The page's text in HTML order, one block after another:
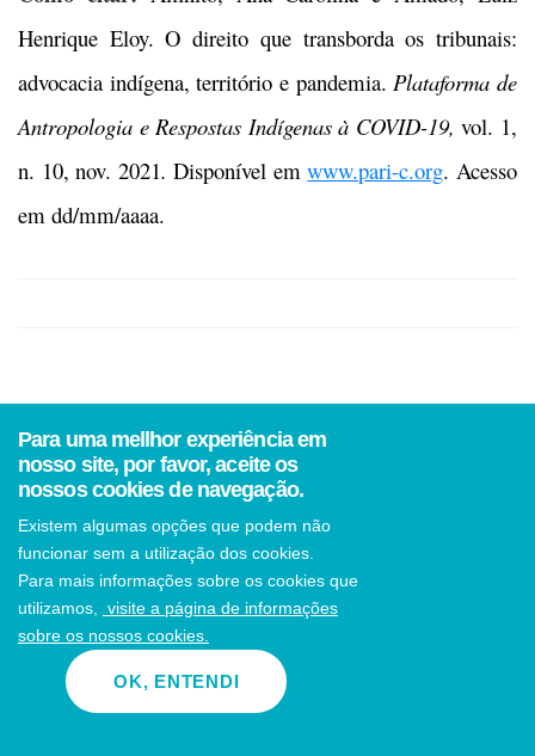
Henrique Eloy. O direito que transborda os tribunais:
advocacia indígena, território e pandemia. Plataforma de
Antropologia e Respostas Indígenas à COVID-19, vol. 1,
n. 10, nov. 2021. Disponível emwww.pari-c.org. Acesso
em dd/mm/aaaa.
Contato
pari-c@pari-c.org
Aplicativo PARI-c
Para uma mellhor experiência em
nosso site, por favor, aceite os
nossos cookies de navegação.
Existem algumas opções que podem não
funcionar sem a utilização dos cookies.
Para mais informações sobre os cookies que
utilizamos,
visite a página de informações
sobre os nossos cookies.
OK, ENTENDI